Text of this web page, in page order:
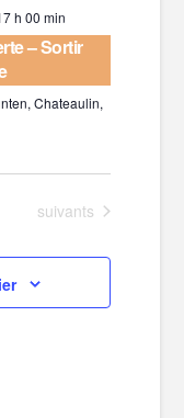
h 00 min
– Sortir
Chateaulin,
Évènements
suivants